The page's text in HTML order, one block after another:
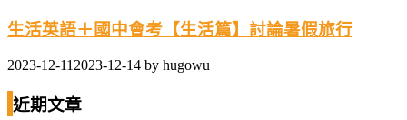
生活英語＋國中會考【生活篇】討論暑假旅行
2023-12-11 2023-12-14 by hugowu
近期文章